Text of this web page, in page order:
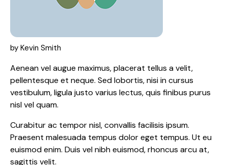
by Kevin Smith
Aenean vel augue maximus, placerat tellus a velit,
pellentesque et neque. Sed lobortis, nisi in cursus
vestibulum, ligula justo varius lectus, quis finibus purus
nisl vel quam.
Curabitur ac tempor nisl, convallis facilisis ipsum.
Praesent malesuada tempus dolor eget tempus. Ut eu
euismod enim. Duis vel nibh euismod, rhoncus arcu at,
sagittis velit.